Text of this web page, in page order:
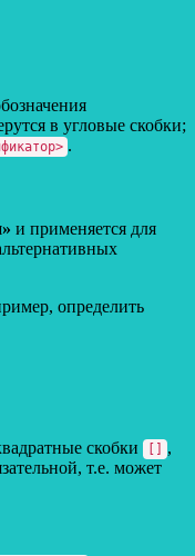
в угловые скобки;
.
и применяется для
определить
скобки
,
т.е. может